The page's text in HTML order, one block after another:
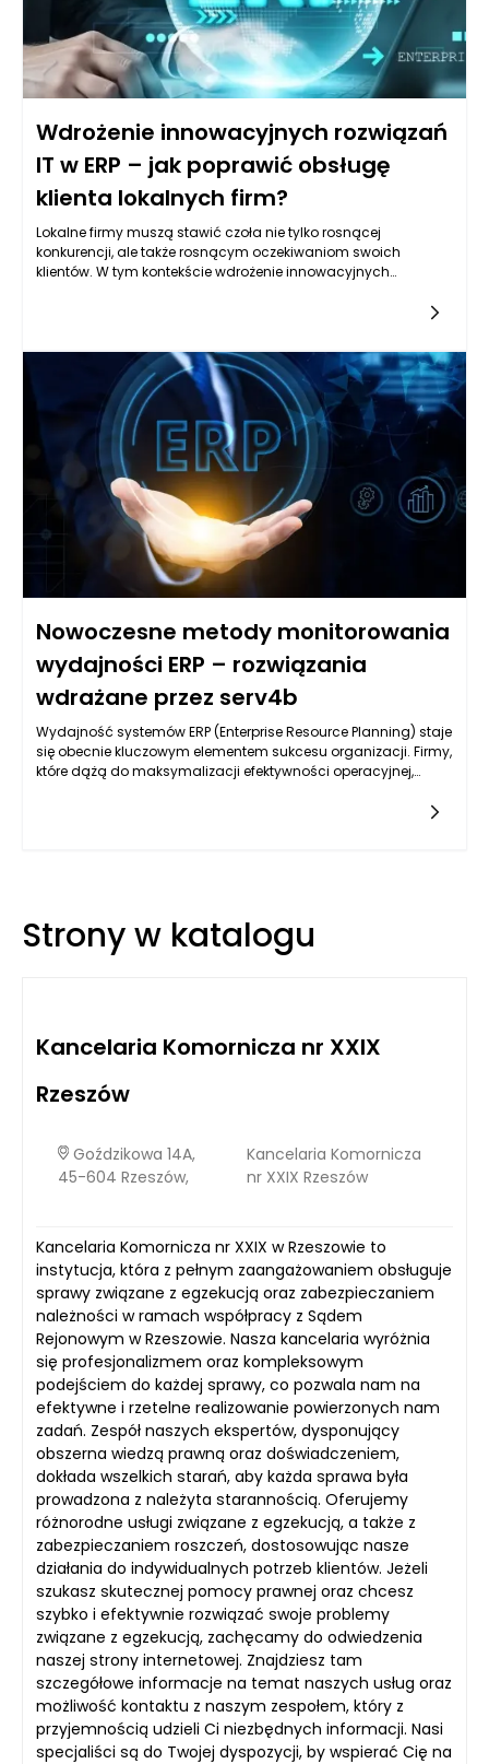
Wdrożenie innowacyjnych rozwiązań
IT w ERP – jak poprawić obsługę
klienta lokalnych firm?
Lokalne firmy muszą stawić czoła nie tylko rosnącej
konkurencji, ale także rosnącym oczekiwaniom swoich
klientów. W tym kontekście wdrożenie innowacyjnych
strategii rozwoju i poprawy obsługi klienta. Systemy ERP, czyli
umożliwiają firmom centralizację danych, automatyzację
procesów oraz lepsze zarządzanie zasobami. Dzięki
nowoczesnym technologiom, takim jak sztuczna inteligencja,
uczenie maszynowe czy chmura obliczeniowa, lokalne firmy
mogą znacznie polepszyć jakość obsługi klienta.
Nowoczesne metody monitorowania
wydajności ERP – rozwiązania
wdrażane przez serv4b
Wydajność systemów ERP (Enterprise Resource Planning) staje
się obecnie kluczowym elementem sukcesu organizacji. Firmy,
które dążą do maksymalizacji efektywności operacyjnej,
Strony w katalogu
Kancelaria Komornicza nr XXIX
Rzeszów
Goździkowa 14A,
45-604 Rzeszów,
Kancelaria Komornicza
nr XXIX Rzeszów
Kancelaria Komornicza nr XXIX w Rzeszowie to
instytucja, która z pełnym zaangażowaniem obsługuje
sprawy związane z egzekucją oraz zabezpieczaniem
należności w ramach współpracy z Sądem
Rejonowym w Rzeszowie. Nasza kancelaria wyróżnia
się profesjonalizmem oraz kompleksowym
podejściem do każdej sprawy, co pozwala nam na
efektywne i rzetelne realizowanie powierzonych nam
zadań. Zespół naszych ekspertów, dysponujący
obszerna wiedzą prawną oraz doświadczeniem,
dokłada wszelkich starań, aby każda sprawa była
prowadzona z należyta starannością. Oferujemy
różnorodne usługi związane z egzekucją, a także z
zabezpieczaniem roszczeń, dostosowując nasze
działania do indywidualnych potrzeb klientów. Jeżeli
szukasz skutecznej pomocy prawnej oraz chcesz
szybko i efektywnie rozwiązać swoje problemy
związane z egzekucją, zachęcamy do odwiedzenia
naszej strony internetowej. Znajdziesz tam
szczegółowe informacje na temat naszych usług oraz
możliwość kontaktu z naszym zespołem, który z
przyjemnością udzieli Ci niezbędnych informacji. Nasi
specjaliści są do Twojej dyspozycji, by wspierać Cię na